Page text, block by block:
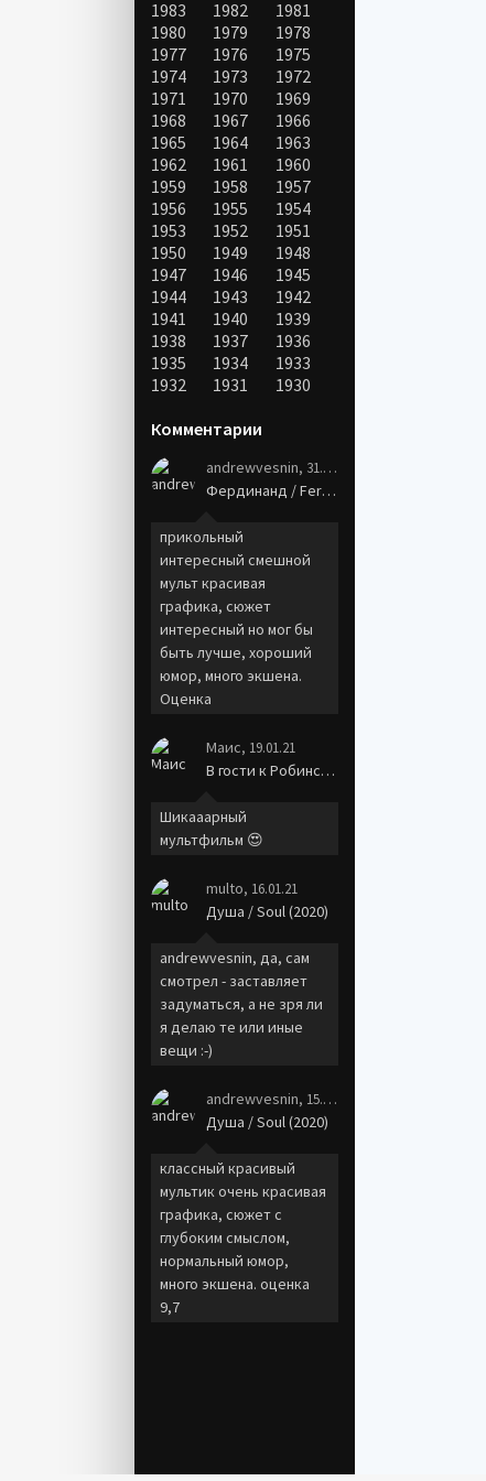
1983
1982
1981
1980
1979
1978
1977
1976
1975
1974
1973
1972
1971
1970
1969
1968
1967
1966
1965
1964
1963
1962
1961
1960
1959
1958
1957
1956
1955
1954
1953
1952
1951
1950
1949
1948
1947
1946
1945
1944
1943
1942
1941
1940
1939
1938
1937
1936
1935
1934
1933
1932
1931
1930
Комментарии
andrewvesnin, 31.01.21
Фердинанд / Ferdinand (2017)
прикольный
интересный смешной
мульт красивая
графика, сюжет
интересный но мог бы
быть лучше, хороший
юмор, много экшена.
Оценка
Маис, 19.01.21
В гости к Робинсонам / Meet the Robinsons (2007)
Шикааарный
мультфильм 😍
multo, 16.01.21
Душа / Soul (2020)
andrewvesnin, да, сам
смотрел - заставляет
задуматься, а не зря ли
я делаю те или иные
вещи :-)
andrewvesnin, 15.01.21
Душа / Soul (2020)
классный красивый
мультик очень красивая
графика, сюжет с
глубоким смыслом,
нормальный юмор,
много экшена. оценка
9,7